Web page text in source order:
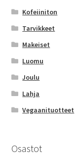
Kofeiiniton
Tarvikkeet
Makeiset
Luomu
Joulu
Lahja
Vegaanituotteet
Osastot